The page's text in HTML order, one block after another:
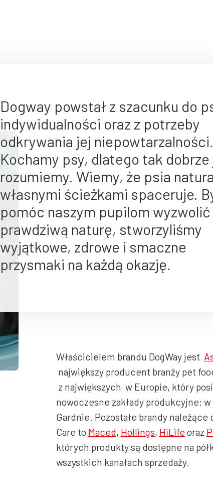
Dogway powstał z szacunku do
indywidualności oraz z potrzeby
odkrywania jej niepowtarzalności.
Kochamy psy, dlatego tak dobrze
rozumiemy. Wiemy, że psia natura
własnymi ścieżkami spaceruje.
pomóc naszym pupilom
prawdziwą naturę, stworzyliśmy
wyjątkowe, zdrowe i smaczne
przysmaki na każdą okazję.
Właścicielem brandu DogWay jest
największy producent branży pet
z największych w Europie, który
nowoczesne zakłady produkcyjne:
Gardnie. Pozostałe brandy należące
Care to Maced, Hollings, HiLife oraz
których produkty są dostępne na
wszystkich kanałach sprzedaży.